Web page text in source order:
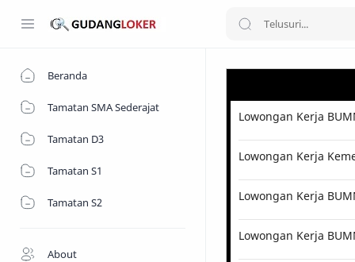
Beranda
Tamatan SMA Sederajat
Tamatan D3
Tamatan S1
Tamatan S2
About
Lowongan Kerja
Lowongan Kerja
Lowongan Kerja
Lowongan Kerja